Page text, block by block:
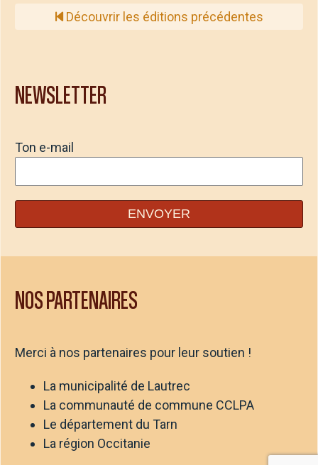
Découvrir les éditions précédentes
NEWSLETTER
Ton e-mail
NOS PARTENAIRES
Merci à nos partenaires pour leur soutien !
La municipalité de Lautrec
La communauté de commune CCLPA
Le département du Tarn
La région Occitanie